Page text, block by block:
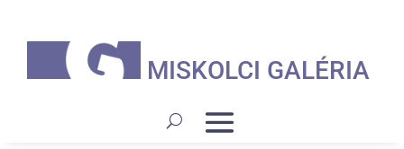
MISKOLCI GALÉRIA